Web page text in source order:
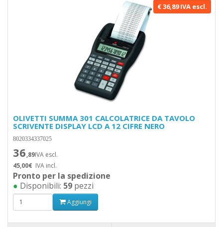
€ 36,89 IVA escl.
OLIVETTI SUMMA 301 CALCOLATRICE DA TAVOLO
SCRIVENTE DISPLAY LCD A 12 CIFRE NERO
8020334337025
36,89IVA escl.
45,00€ IVA incl.
Pronto per la spedizione
● Disponibili: 59 pezzi
Aggiungi